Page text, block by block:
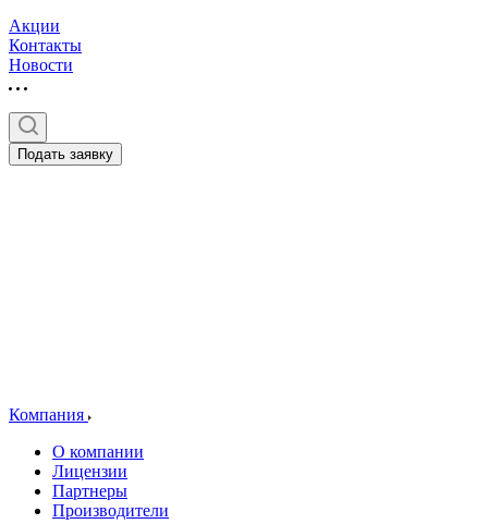
Акции
Контакты
Новости
Подать заявку
Компания
О компании
Лицензии
Партнеры
Производители